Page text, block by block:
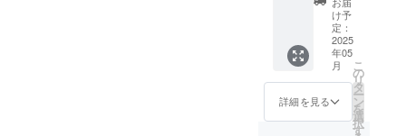
ホール
内 時
間：終
演後 会
場まで
が発生
する場
販売い
たしま
す。 プ
ログラ
ム内容
・
UNBLA
お渡し
いたし
ます。
※お渡し
する際
に記載
させて
す。 ス
タンド
花には
ご支援
いただ
いた方
のお名
前・社
名など
け予
定：
2025
年05
月
詳細を見る
こ
の
リ
タ
ー
ン
を
選
択
す